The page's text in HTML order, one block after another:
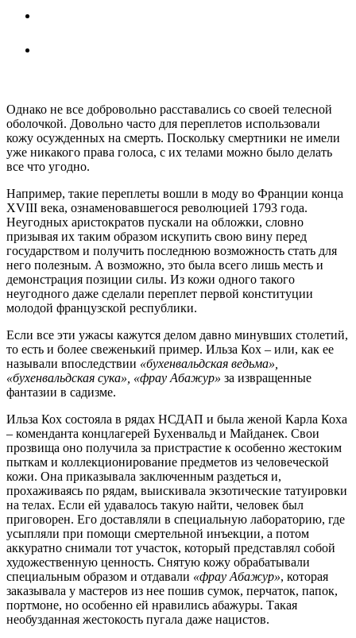
Однако не все добровольно расставались со своей телесной
оболочкой. Довольно часто для переплетов использовали
кожу осужденных на смерть. Поскольку смертники не имели
уже никакого права голоса, с их телами можно было делать
все что угодно.
Например, такие переплеты вошли в моду во Франции конца
XVIII века, ознаменовавшегося революцией 1793 года.
Неугодных аристократов пускали на обложки, словно
призывая их таким образом искупить свою вину перед
государством и получить последнюю возможность стать для
него полезным. А возможно, это была всего лишь месть и
демонстрация позиции силы. Из кожи одного такого
неугодного даже сделали переплет первой конституции
молодой французской республики.
Если все эти ужасы кажутся делом давно минувших столетий,
то есть и более свеженький пример. Ильза Кох – или, как ее
называли впоследствии «бухенвальдская ведьма»,
«бухенвальдская сука», «фрау Абажур» за извращенные
фантазии в садизме.
Ильза Кох состояла в рядах НСДАП и была женой Карла Коха
– коменданта концлагерей Бухенвальд и Майданек. Свои
прозвища оно получила за пристрастие к особенно жестоким
пыткам и коллекционирование предметов из человеческой
кожи. Она приказывала заключенным раздеться и,
прохаживаясь по рядам, выискивала экзотические татуировки
на телах. Если ей удавалось такую найти, человек был
приговорен. Его доставляли в специальную лабораторию, где
усыпляли при помощи смертельной инъекции, а потом
аккуратно снимали тот участок, который представлял собой
художественную ценность. Снятую кожу обрабатывали
специальным образом и отдавали «фрау Абажур», которая
заказывала у мастеров из нее пошив сумок, перчаток, папок,
портмоне, но особенно ей нравились абажуры. Такая
необузданная жестокость пугала даже нацистов.